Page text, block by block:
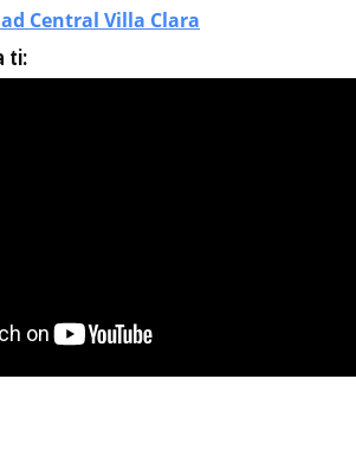
Central Villa Clara
ti: